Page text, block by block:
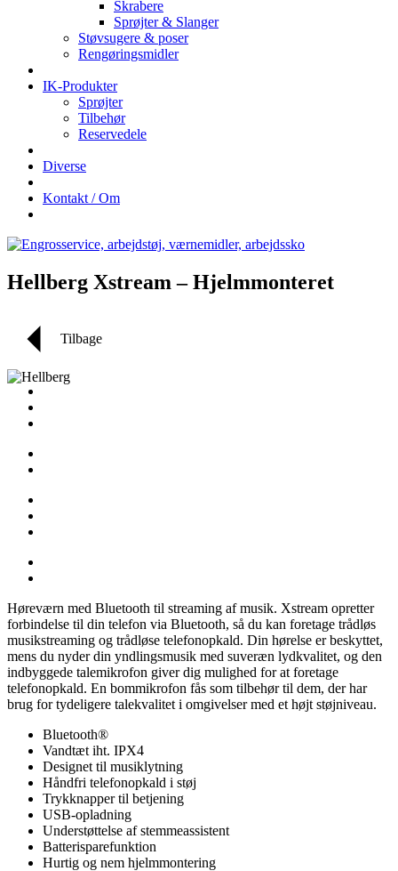
Skrabere
Sprøjter & Slanger
Støvsugere & poser
Rengøringsmidler
IK-Produkter
Sprøjter
Tilbehør
Reservedele
Diverse
Kontakt / Om
Hellberg Xstream – Hjelmmonteret
Tilbage
Høreværn med Bluetooth til streaming af musik. Xstream opretter
forbindelse til din telefon via Bluetooth, så du kan foretage trådløs
musikstreaming og trådløse telefonopkald. Din hørelse er beskyttet,
mens du nyder din yndlingsmusik med suveræn lydkvalitet, og den
indbyggede talemikrofon giver dig mulighed for at foretage
telefonopkald. En bommikrofon fås som tilbehør til dem, der har
brug for tydeligere talekvalitet i omgivelser med et højt støjniveau.
Bluetooth®
Vandtæt iht. IPX4
Designet til musiklytning
Håndfri telefonopkald i støj
Trykknapper til betjening
USB-opladning
Understøttelse af stemmeassistent
Batterisparefunktion
Hurtig og nem hjelmmontering